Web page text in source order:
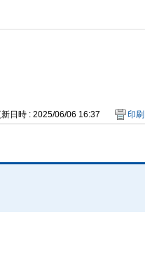
日時 : 2025/06/06 16:37 印刷